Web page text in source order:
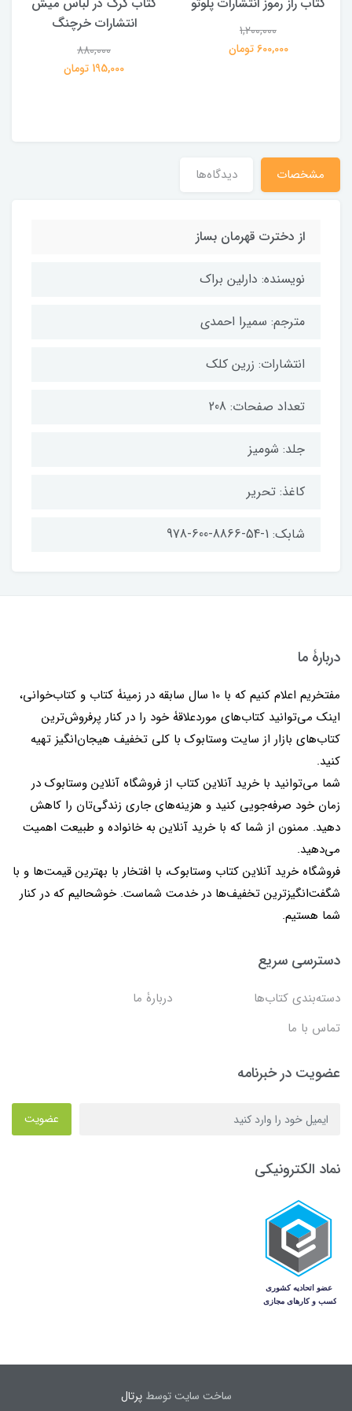
1,200,000
600,000 تومان
انتشارات خرچنگ
880,000
195,000 تومان
مشخصات دیدگاه‌ها
از دخترت قهرمان بساز
نویسنده: دارلین براک
مترجم: سمیرا احمدی
انتشارات: زرین کلک
تعداد صفحات: 208
جلد: شومیز
کاغذ: تحریر
شابک: 1-54-8866-600-978
دربارۀ ما
مفتخریم اعلام کنیم که با 10 سال سابقه در زمینۀ کتاب و کتاب‌خوانی،
اینک می‌توانید کتاب‌های موردعلاقۀ خود را در کنار پرفروش‌ترین
کتاب‌های بازار از سایت وستابوک با کلی تخفیف هیجان‌انگیز تهیه
کنید.
شما می‌توانید با خرید آنلاین کتاب از فروشگاه آنلاین وستابوک در
زمان خود صرفه‌جویی کنید و هزینه‌های جاری زندگی‌تان را کاهش
دهید. ممنون از شما که با خرید آنلاین به خانواده و طبیعت اهمیت
می‌دهید.
فروشگاه خرید آنلاین کتاب وستابوک، با افتخار با بهترین قیمت‌ها و با
شگفت‌انگیزترین تخفیف‌ها در خدمت شماست. خوشحالیم که در کنار
شما هستیم.
دسترسی سریع
دسته‌بندی کتاب‌ها
دربارۀ ما
تماس با ما
عضویت در خبرنامه
عضویت
نماد الکترونیکی
ساخت سایت توسطپرتال